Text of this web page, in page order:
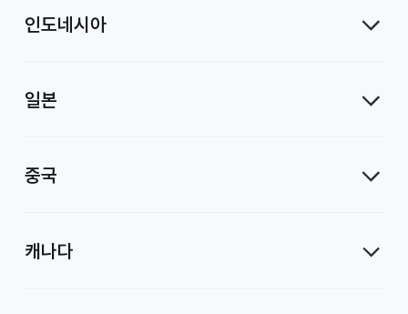
인도네시아
일본
중국
캐나다